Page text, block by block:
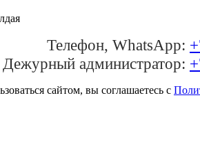
Телефон, WhatsApp:
Дежурный администратор:
сайтом, вы соглашаетесь с